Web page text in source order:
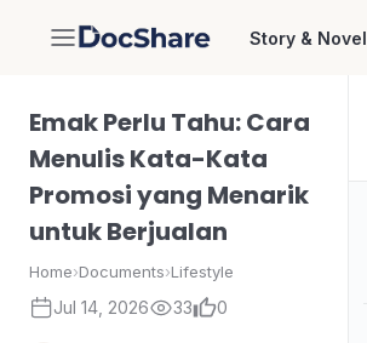
DocShare Story & Novel
Emak Perlu Tahu: Cara
Menulis Kata-Kata
Promosi yang Menarik
untuk Berjualan
Home›Documents›Lifestyle
Jul 14, 2026 33 0